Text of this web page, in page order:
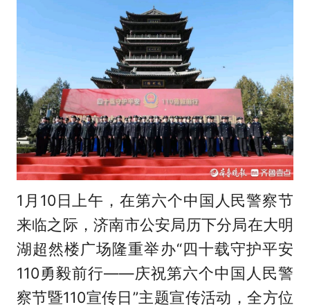
1月10日上午，在第六个中国人民警察节
来临之际，济南市公安局历下分局在大明
湖超然楼广场隆重举办“四十载守护平安
110勇毅前行——庆祝第六个中国人民警
察节暨110宣传日”主题宣传活动，全方位